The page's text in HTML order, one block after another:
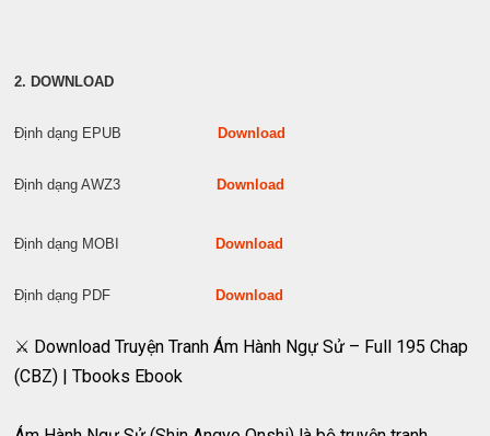
2. DOWNLOAD
Định dạng EPUBDownload
Định dạng AWZ3Download
Định dạng MOBIDownload
Định dạng PDFDownload
⚔️ Download Truyện Tranh Ám Hành Ngự Sử – Full 195 Chap
(CBZ) | Tbooks Ebook